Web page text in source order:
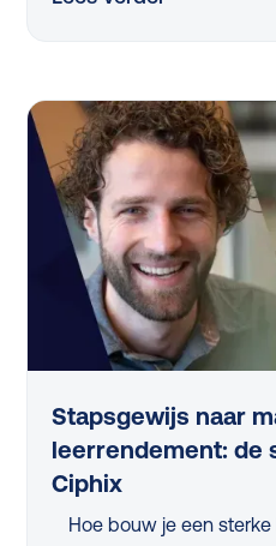
artikel vind je de
Stapsgewijs naar
leerrendement: de
Ciphix
Hoe bouw je een